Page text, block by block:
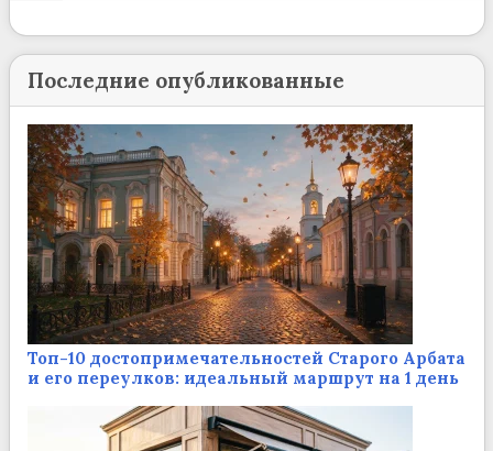
Последние опубликованные
Топ-10 достопримечательностей Старого Арбата
и его переулков: идеальный маршрут на 1 день